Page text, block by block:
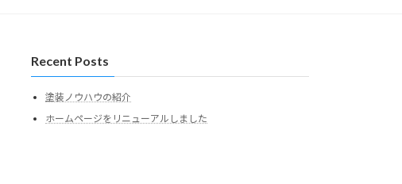
Recent Posts
塗装ノウハウの紹介
ホームページをリニューアルしました